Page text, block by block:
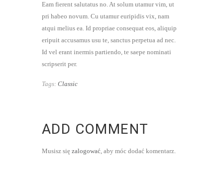
Eam fierent salutatus no. At solum utamur vim, ut
pri habeo novum. Cu utamur euripidis vix, nam
atqui melius ea. Id propriae consequat eos, aliquip
eripuit accusamus usu te, sanctus perpetua ad nec.
Id vel erant inermis partiendo, te saepe nominati
scripserit per.
Tags: Classic
ADD COMMENT
Musisz się zalogować , aby móc dodać komentarz.